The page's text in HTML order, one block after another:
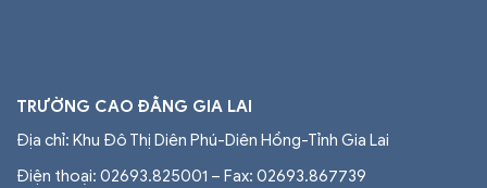
TRƯỜNG CAO ĐẲNG GIA LAI
Địa chỉ: Khu Đô Thị Diên Phú-Diên Hồng-Tỉnh Gia Lai
Điện thoại: 02693.825001 – Fax: 02693.867739